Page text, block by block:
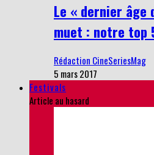
Le « dernier âge
muet : notre top
Rédaction CineSeriesMag
5 mars 2017
Festivals
Article au hasard